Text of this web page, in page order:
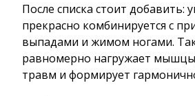
После списка стоит добавить:
прекрасно комбинируется с
выпадами и жимом ногами.
равномерно нагружает
травм и формирует